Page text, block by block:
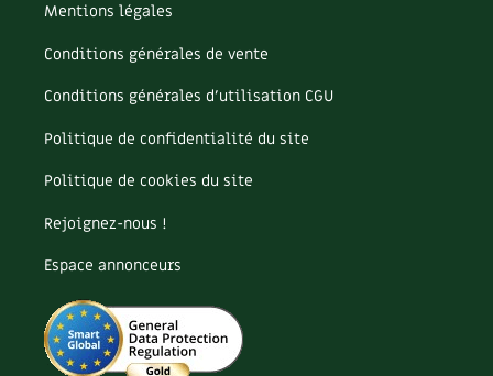
Poules
Prairie fleurie
Purin
Recette
Récup'
Réparation
Reproduction
Restauration
Rocaille
Ronce (ou mûre de jardin)
Roquette
Mentions légales
Conditions générales de vente
Conditions générales d’utilisation CGU
Politique de confidentialité du site
Politique de cookies du site
Rejoignez-nous !
Espace annonceurs